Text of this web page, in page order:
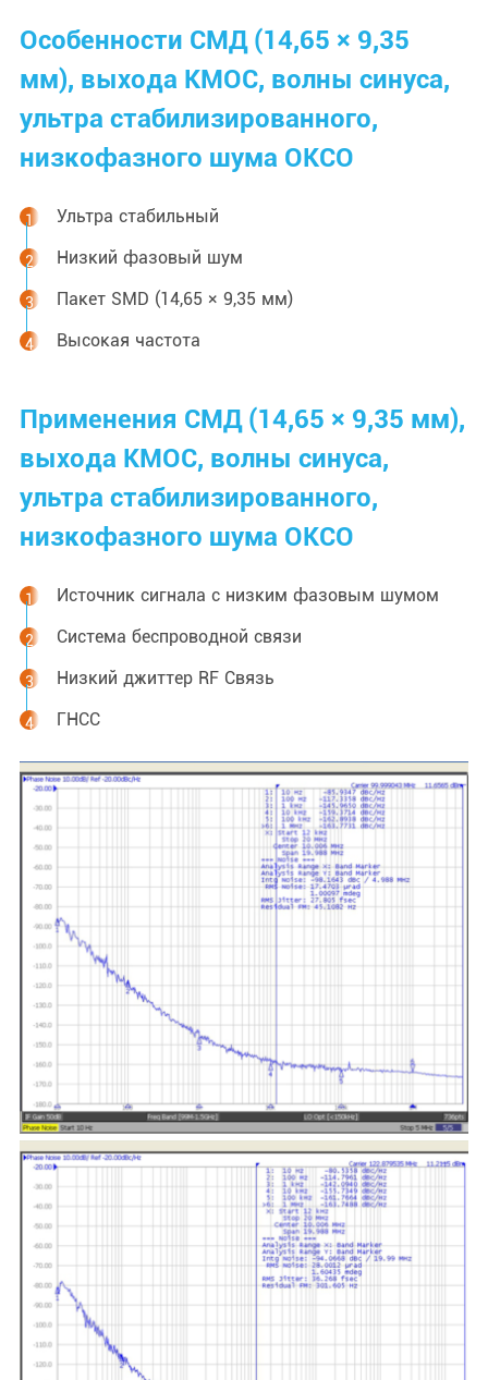
Особенности СМД (14,65 × 9,35
мм), выхода КМОС, волны синуса,
ультра стабилизированного,
низкофазного шума ОКСО
Ультра стабильный
Низкий фазовый шум
Пакет SMD (14,65 × 9,35 мм)
Высокая частота
Применения СМД (14,65 × 9,35 мм),
выхода КМОС, волны синуса,
ультра стабилизированного,
низкофазного шума ОКСО
Источник сигнала с низким фазовым шумом
Система беспроводной связи
Низкий джиттер RF Связь
ГНСС